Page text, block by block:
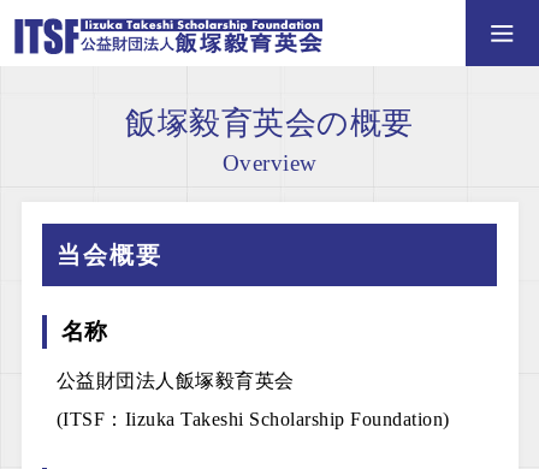
お知らせ・新着情報
飯塚毅育英会とは？
創立者プロフィール
一般
奨学生ポータルへ
飯塚毅育英会の概要
Overview
当会概要
名称
公益財団法人飯塚毅育英会
(ITSF：Iizuka Takeshi Scholarship Foundation)